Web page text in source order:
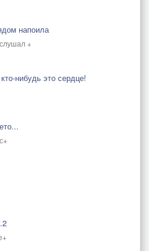
напоила
+
нибудь это сердце!